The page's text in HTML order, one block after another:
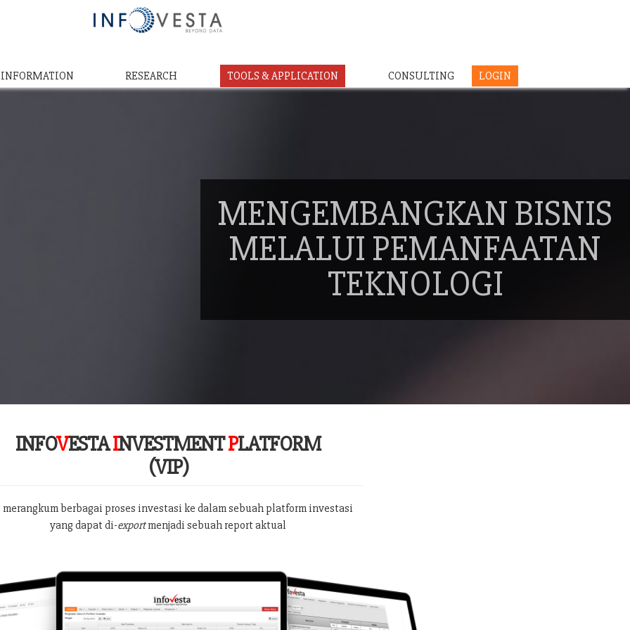
INFORMATION RESEARCH TOOLS & APPLICATION CONSULTING LOGIN
MENGEMBANGKAN BISNIS
MELALUI PEMANFAATAN
TEKNOLOGI
INFOVESTAINVESTMENTPLATFORM
(VIP)
merangkum berbagai proses investasi ke dalam sebuah platform investasi
yang dapat di-exportmenjadi sebuah report aktual